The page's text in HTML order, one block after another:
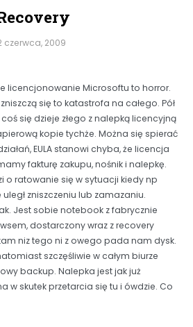
czerwca, 2009
licencjonowanie Microsoftu to horror.
się to katastrofa na całego. Pół
się dzieje złego z nalepką licencyjną
kopie tychże. Można się spierać
EULA stanowi chyba, że licencja
fakturę zakupu, nośnik i nalepkę.
o ratowanie się w sytuacji kiedy np
zniszczeniu lub zamazaniu.
Jest sobie notebook z fabrycznie
dostarczony wraz z recovery
niz tego ni z owego pada nam dysk.
szczęśliwie w całym biurze
backup. Nalepka jest jak już
w skutek przetarcia się tu i ówdzie. Co